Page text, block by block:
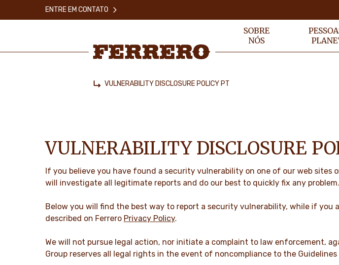
SOBRE
NÓS
ENTRE EM CONTATO
VULNERABILITY DISCLOSURE POLICY PT
VULNERABILITY DISCLOSURE
If you believe you have found a security vulnerability on one of our web sites
will investigate all legitimate reports and do our best to quickly fix any problem.
Below you will find the best way to report a security vulnerability, while if you
described on Ferrero Privacy Policy.
We will not pursue legal action, nor initiate a complaint to law enforcement,
Group reserves all legal rights in the event of noncompliance to the